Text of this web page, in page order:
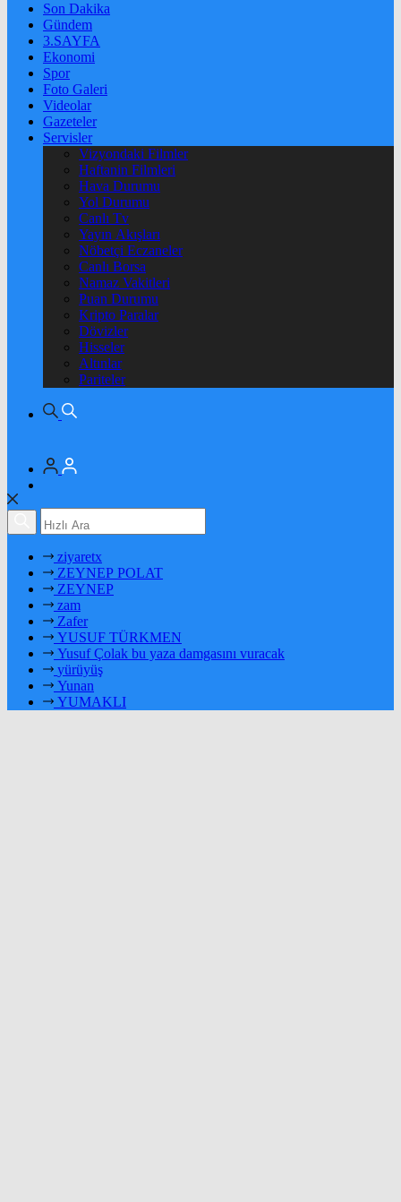
Son Dakika
Gündem
3.SAYFA
Ekonomi
Spor
Foto Galeri
Videolar
Gazeteler
Servisler
Vizyondaki Filmler
Haftanin Filmleri
Hava Durumu
Yol Durumu
Canlı Tv
Yayın Akışları
Nöbetçi Eczaneler
Canlı Borsa
Namaz Vakitleri
Puan Durumu
Kripto Paralar
Dövizler
Hisseler
Altınlar
Pariteler
ziyaretx
ZEYNEP POLAT
ZEYNEP
zam
Zafer
YUSUF TÜRKMEN
Yusuf Çolak bu yaza damgasını vuracak
yürüyüş
Yunan
YUMAKLI